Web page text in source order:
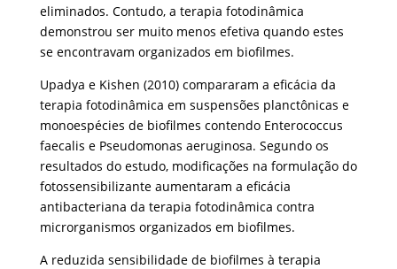
eliminados. Contudo, a terapia fotodinâmica
demonstrou ser muito menos efetiva quando estes
se encontravam organizados em biofilmes.
Upadya e Kishen (2010) compararam a eficácia da
terapia fotodinâmica em suspensões planctônicas e
monoespécies de biofilmes contendo Enterococcus
faecalis e Pseudomonas aeruginosa. Segundo os
resultados do estudo, modificações na formulação do
fotossensibilizante aumentaram a eficácia
antibacteriana da terapia fotodinâmica contra
microrganismos organizados em biofilmes.
A reduzida sensibilidade de biofilmes à terapia